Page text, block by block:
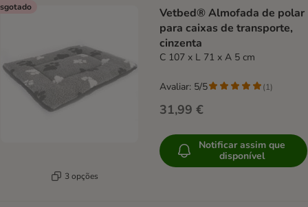
3 opções
Vetbed® Almofada de polar
para caixas de transporte,
cinzenta
C 107 x L 71 x A 5 cm
31,99 €
Avaliar: 5/5 (1)
Notificar assim que
disponível